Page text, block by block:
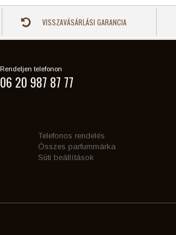
VISSZAVÁSÁRLÁSI GARANCIA
Rendeljen telefonon
06 20 987 87 77
Telefonos rendelés
Összes parfummárka
Süti beállítások